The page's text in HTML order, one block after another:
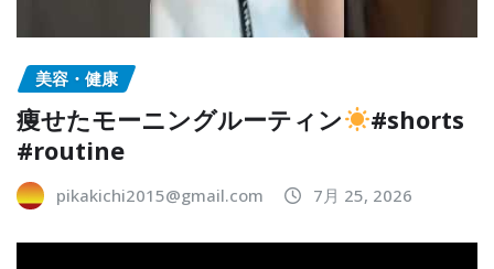
美容・健康
痩せたモーニングルーティン
#shorts
#routine
pikakichi2015@gmail.com 7月 25, 2026